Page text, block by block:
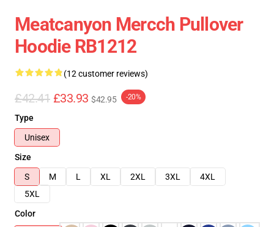
Meatcanyon Mercch Pullover
Hoodie RB1212
(12 customer reviews)
£42.41 £33.93 $42.95 -20%
Type
Unisex
Size
S
M L XL 2XL 3XL
4XL
5XL
Color